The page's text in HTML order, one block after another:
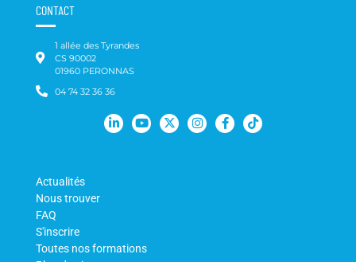
CONTACT
1 allée des Tyrandes
CS 90002
01960 PERONNAS
04 74 32 36 36
Actualités
Nous trouver
FAQ
S'inscrire
Toutes nos formations